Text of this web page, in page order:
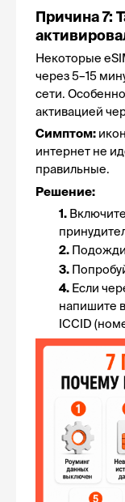
Причина 7:
Некоторые
через 5–15
сети.
активацией
Симптом:
интернет не
правильные.
Решение:
1.
2.
3.
4. Если
напишите
ICCID